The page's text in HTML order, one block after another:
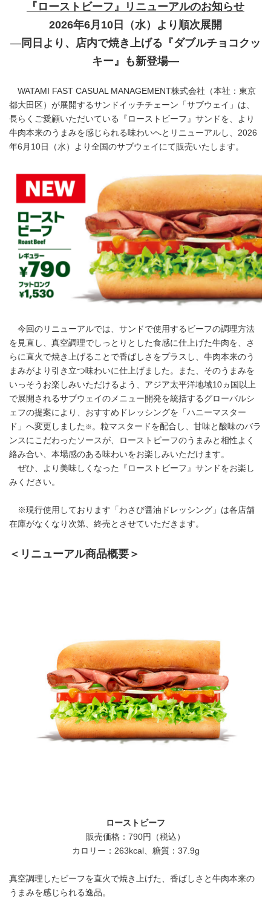
『ローストビーフ』リニューアルのお知らせ
2026年6月 10 日（水）より順次展開
― 同日より、店内で焼き上げる『ダブルチョコクッ
キー』も新登場―
WATAMI FAST CASUAL MANAGEMENT株式会社（本社：東京
都大田区）が展開するサンドイッチチェーン「サブウェイ」は、
長らくご愛顧いただいている『ローストビーフ』サンドを、より
牛肉本来のうまみを感じられる味わいへとリニューアルし、2026
年6月10日（水）より全国のサブウェイにて販売いたします。
今回のリニューアルでは、サンドで使用するビーフの調理方法
を見直し、真空調理でしっとりとした食感に仕上げた牛肉を、さ
らに直火で焼き上げることで香ばしさをプラスし、牛肉本来のう
まみがより引き立つ味わいに仕上げました。また、そのうまみを
いっそうお楽しみいただけるよう、アジア太平洋地域10ヵ国以上
で展開されるサブウェイのメニュー開発を統括するグローバルシ
ェフの提案により、おすすめドレッシングを「ハニーマスター
ド」へ変更しました ※。粒マスタードを配合し、甘味と酸味のバラ
ンスにこだわったソースが、ローストビーフのうまみと相性よく
絡み合い、本場感のある味わいをお楽しみいただけます。
ぜひ、より美味しくなった『ローストビーフ』サンドをお楽し
みください。
※現行使用しております「わさび醤油ドレッシング」は各店舗
在庫がなくなり次第、終売とさせていただきます。
＜リニューアル商品概要＞
ローストビーフ
販売価格：790円（税込）
カロリー：263kcal、糖質：37.9g
真空調理したビーフを直火で焼き上げた、香ばしさと牛肉本来の
うまみを感じられる逸品。